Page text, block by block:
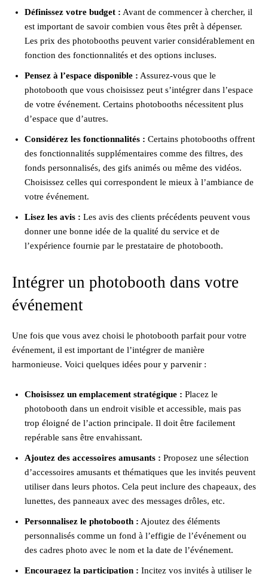
Définissez votre budget : Avant de commencer à chercher, il
est important de savoir combien vous êtes prêt à dépenser.
Les prix des photobooths peuvent varier considérablement en
fonction des fonctionnalités et des options incluses.
Pensez à l’espace disponible : Assurez-vous que le
photobooth que vous choisissez peut s’intégrer dans l’espace
de votre événement. Certains photobooths nécessitent plus
d’espace que d’autres.
Considérez les fonctionnalités : Certains photobooths offrent
des fonctionnalités supplémentaires comme des filtres, des
fonds personnalisés, des gifs animés ou même des vidéos.
Choisissez celles qui correspondent le mieux à l’ambiance de
votre événement.
Lisez les avis : Les avis des clients précédents peuvent vous
donner une bonne idée de la qualité du service et de
l’expérience fournie par le prestataire de photobooth.
Intégrer un photobooth dans votre
événement
Une fois que vous avez choisi le photobooth parfait pour votre
événement, il est important de l’intégrer de manière
harmonieuse. Voici quelques idées pour y parvenir :
Choisissez un emplacement stratégique : Placez le
photobooth dans un endroit visible et accessible, mais pas
trop éloigné de l’action principale. Il doit être facilement
repérable sans être envahissant.
Ajoutez des accessoires amusants : Proposez une sélection
d’accessoires amusants et thématiques que les invités peuvent
utiliser dans leurs photos. Cela peut inclure des chapeaux, des
lunettes, des panneaux avec des messages drôles, etc.
Personnalisez le photobooth : Ajoutez des éléments
personnalisés comme un fond à l’effigie de l’événement ou
des cadres photo avec le nom et la date de l’événement.
Encouragez la participation : Incitez vos invités à utiliser le